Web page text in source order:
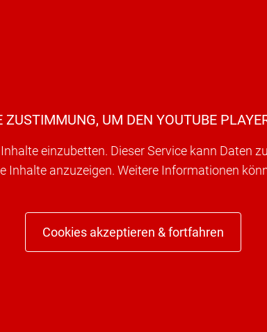
ZUSTIMMUNG, UM DEN YOUTUBE
einzubetten. Dieser Service kann Daten
Inhalte anzuzeigen. Weitere Informationen
Cookies akzeptieren & fortfahren